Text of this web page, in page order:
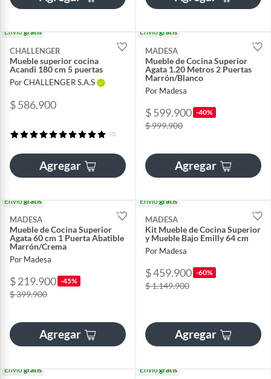
Envíogratis
CHALLENGER
Mueble superior cocina
Acandi 180 cm 5 puertas
Por CHALLENGER S.A.S
$ 586.900
(1)
Agregar
Envíogratis
MADESA
Mueble de Cocina Superior
Agata 1.20 Metros 2 Puertas
Marrón/Blanco
Por Madesa
$ 599.900 -40%
$ 999.900
Agregar
Envíogratis
MADESA
Mueble de Cocina Superior
Agata 60 cm 1 Puerta Abatible
Marrón/Crema
Por Madesa
$ 219.900 -45%
$ 399.900
Agregar
Envíogratis
MADESA
Kit Mueble de Cocina Superior
y Mueble Bajo Emilly 64 cm
Por Madesa
$ 459.900 -60%
$ 1.149.900
Agregar
Envíogratis Envíogratis